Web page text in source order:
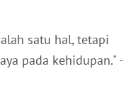
satu hal, tetapi
pada kehidupan." -